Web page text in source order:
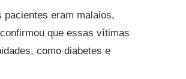
pacientes eram malaios,
que essas vítimas
como diabetes e